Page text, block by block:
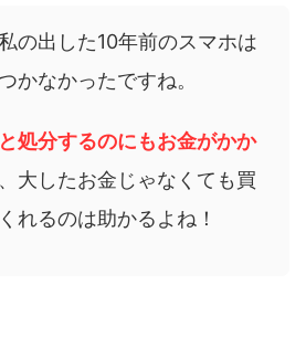
の出した10年前のスマホは
かなかったですね。
処分するのにもお金がかか
大したお金じゃなくても買
れるのは助かるよね！